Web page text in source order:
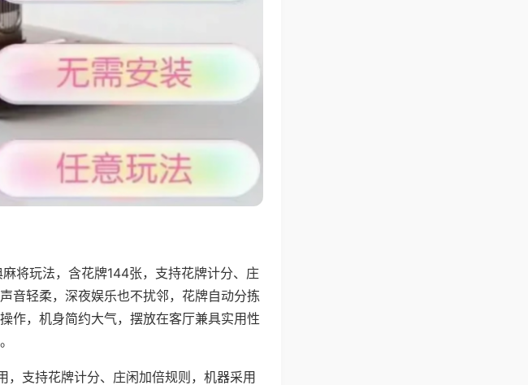
麻将玩法，含花牌144张，支持花牌计分、庄
音轻柔，深夜娱乐也不扰邻，花牌自动分拣
作，机身简约大气，摆放在客厅兼具实用性
支持花牌计分、庄闲加倍规则，机器采用